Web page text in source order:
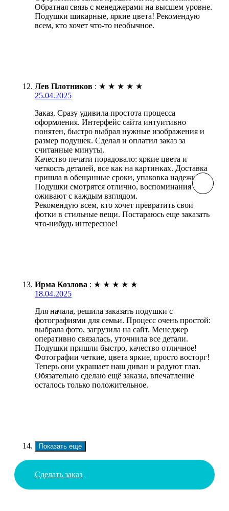
Обратная связь с менеджерами на высшем уровне.
Подушки шикарные, яркие цвета! Рекомендую
всем, кто хочет что-то необычное.
Лев Плотников : ★ ★ ★ ★ ★
25.04.2025
Заказ. Сразу удивила простота процесса
оформления. Интерфейс сайта интуитивно
понятен, быстро выбрал нужные изображения и
размер подушек. Сделал и оплатил заказ за
считанные минуты.
Качество печати порадовало: яркие цвета и
четкость деталей, все как на картинках. Доставка
пришла в обещанные сроки, упаковка надежная.
Подушки смотрятся отлично, воспоминания
оживают с каждым взглядом.
Рекомендую всем, кто хочет превратить свои
фотки в стильные вещи. Постараюсь еще заказать
что-нибудь интересное!
Ирма Козлова : ★ ★ ★ ★ ★
18.04.2025
Для начала, решила заказать подушки с
фотографиями для семьи. Процесс очень простой:
выбрала фото, загрузила на сайт. Менеджер
оперативно связалась, уточнила все детали.
Подушки пришли быстро, качество отличное!
Фотографии четкие, цвета яркие, просто восторг!
Теперь они украшает наш диван и радуют глаз.
Обязательно сделаю ещё заказы, впечатление
осталось только положительное.
Показать еще
Сделать заказ